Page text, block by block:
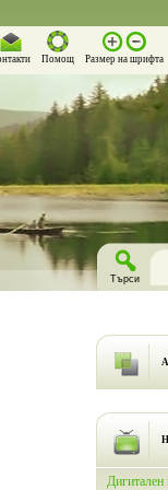
Помощ Размер на шрифта